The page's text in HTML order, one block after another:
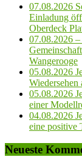
07.08.2026
Einladung
Oberdeck
07.08.2026
Wangerooge
05.08.2026
Wiedersehen
05.08.2026
einer
04.08.2026
eine positive
Neueste